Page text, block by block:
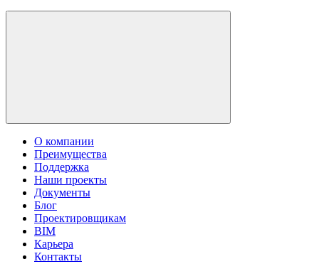
О компании
Преимущества
Поддержка
Наши проекты
Документы
Блог
Проектировщикам
BIM
Карьера
Контакты